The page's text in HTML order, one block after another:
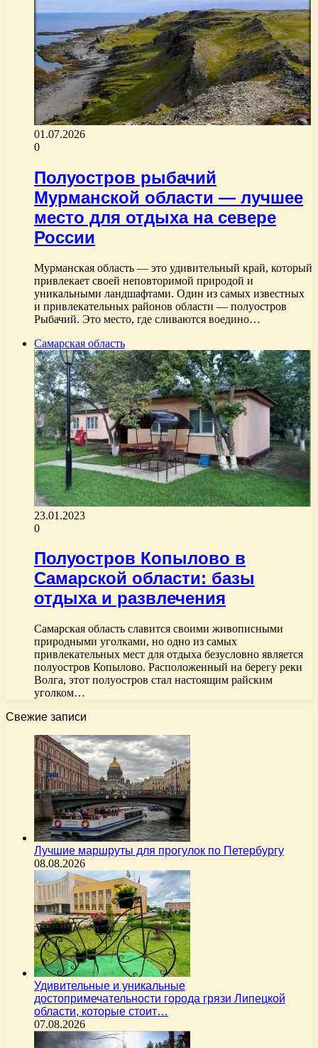
01.07.2026
0
Полуостров рыбачий
Мурманской области — лучшее
место для отдыха на севере
России
Мурманская область — это удивительный край, который
привлекает своей неповторимой природой и
уникальными ландшафтами. Один из самых известных
и привлекательных районов области — полуостров
Рыбачий. Это место, где сливаются воедино…
Самарская область
23.01.2023
0
Полуостров Копылово в
Самарской области: базы
отдыха и развлечения
Самарская область славится своими живописными
природными уголками, но одно из самых
привлекательных мест для отдыха безусловно является
полуостров Копылово. Расположенный на берегу реки
Волга, этот полуостров стал настоящим райским
уголком…
Свежие записи
Лучшие маршруты для прогулок по Петербургу
08.08.2026
Удивительные и уникальные
достопримечательности города грязи Липецкой
области, которые стоит…
07.08.2026